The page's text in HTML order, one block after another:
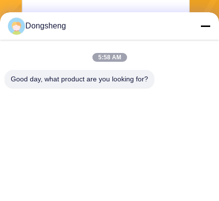
Stuur
Dongsheng
5:58 AM
Good day, what product are you looking for?